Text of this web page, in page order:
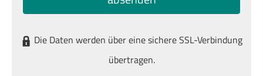
Die Daten werden über eine sichere SSL-Verbindung
übertragen.